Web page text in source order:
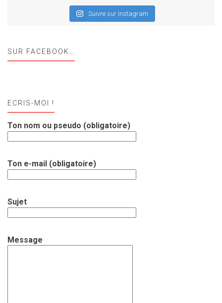
Suivre sur Instagram
SUR FACEBOOK…
ECRIS-MOI !
Ton nom ou pseudo (obligatoire)
Ton e-mail (obligatoire)
Sujet
Message